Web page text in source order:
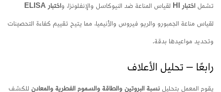
تشمل اختبار HI لقياس المناعة ضد النيوكاسل والإنفلونزا، واختبار ELISA
لقياس مناعة الجمبورو والريو فيروس والأنيميا، مما يتيح تقييم كفاءة التحصينات
وتحديد مواعيدها بدقة.
رابعًا – تحليل الأعلاف
يقوم المعمل بتحليل نسبة البروتين والطاقة والسموم الفطرية والمعادن للكشف